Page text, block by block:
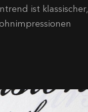
ist klassischer,